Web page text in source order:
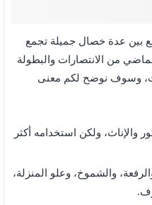
بين عدة خصال جميلة تجمع
من الانتصارات والبطولة
وسوف نوضح لكم معنى
والإناث، ولكن استخدامه أكثر
والشموخ، وعلو المنزلة،